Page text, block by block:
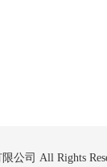
公司 All Rights